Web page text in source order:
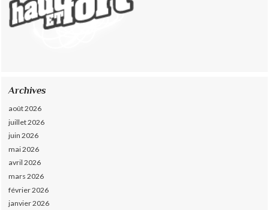
Archives
août 2026
juillet 2026
juin 2026
mai 2026
avril 2026
mars 2026
février 2026
janvier 2026